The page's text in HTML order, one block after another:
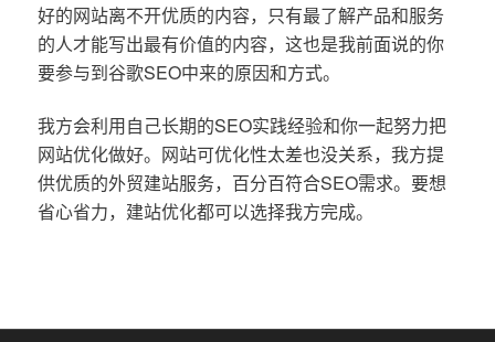
好的网站离不开优质的内容，只有最了解产品和服务
的人才能写出最有价值的内容，这也是我前面说的你
要参与到谷歌SEO中来的原因和方式。
我方会利用自己长期的SEO实践经验和你一起努力把
网站优化做好。网站可优化性太差也没关系，我方提
供优质的外贸建站服务，百分百符合SEO需求。要想
省心省力，建站优化都可以选择我方完成。